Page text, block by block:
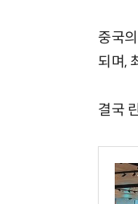
중국
되며,
결국